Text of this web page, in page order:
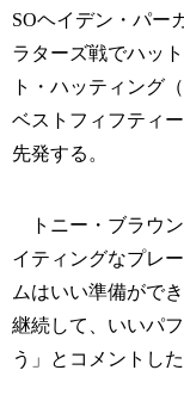
SOヘイデン・パー
ラターズ戦でハッ
ト・ハッティング
ベストフィフティ
先発する。
トニー・ブラウ
イティングなプレ
ムはいい準備がで
継続して、いいパ
う」とコメントした